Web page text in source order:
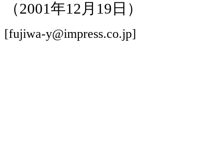
（2001年12月19日）
[fujiwa-y@impress.co.jp]